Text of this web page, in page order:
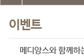
이벤트
메디앙스와 함께